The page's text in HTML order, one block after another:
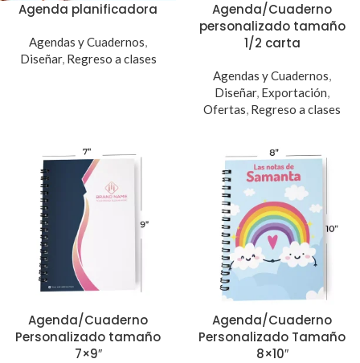
Agenda planificadora
Agendas y Cuadernos,
Diseñar, Regreso a clases
Agenda/Cuaderno
personalizado tamaño
1/2 carta
Agendas y Cuadernos,
Diseñar, Exportación,
Ofertas, Regreso a clases
Agenda/Cuaderno
Personalizado tamaño
7×9″
Agenda/Cuaderno
Personalizado Tamaño
8×10″